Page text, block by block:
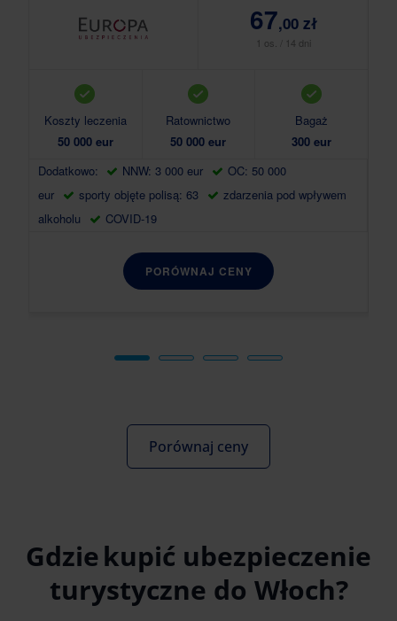
Koszty leczenia
50 000 eur
Ratownictwo
50 000 eur
Bagaż
300 eur
Dodatkowo:
NNW: 3 000 eur
OC: 50 000
eur
sporty objęte polisą: 63
zdarzenia pod wpływem
alkoholu
COVID-19
67,00 zł
1 os. / 14 dni
PORÓWNAJ CENY
Porównaj ceny
Gdzie kupić ubezpieczenie
turystyczne do Włoch?